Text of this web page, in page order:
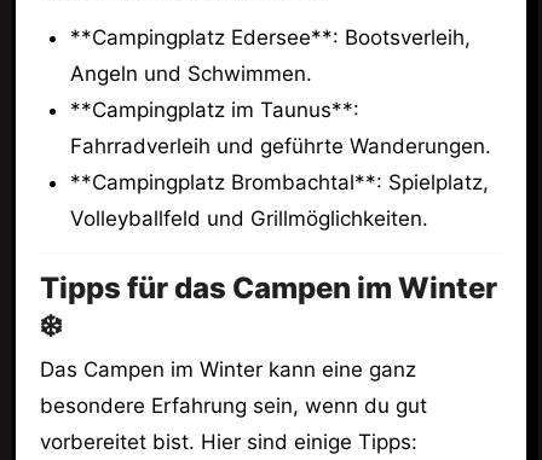
**Campingplatz Edersee**: Bootsverleih,
Angeln und Schwimmen.
**Campingplatz im Taunus**:
Fahrradverleih und geführte Wanderungen.
**Campingplatz Brombachtal**: Spielplatz,
Volleyballfeld und Grillmöglichkeiten.
Tipps für das Campen im Winter
❄️
Das Campen im Winter kann eine ganz
besondere Erfahrung sein, wenn du gut
vorbereitet bist. Hier sind einige Tipps: